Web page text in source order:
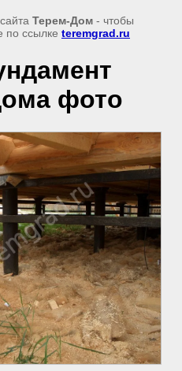
Терем-Дом - чтобы
по ссылке teremgrad.ru
фото